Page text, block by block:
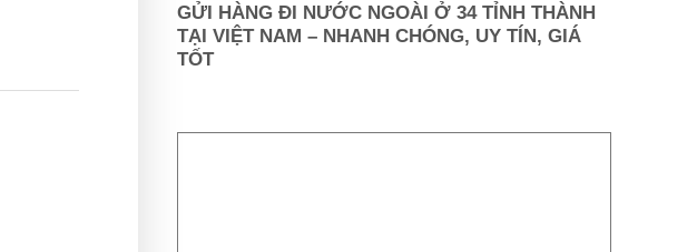
GỬI HÀNG ĐI NƯỚC NGOÀI Ở 34 TỈNH THÀNH
TẠI VIỆT NAM – NHANH CHÓNG, UY TÍN, GIÁ
TỐT